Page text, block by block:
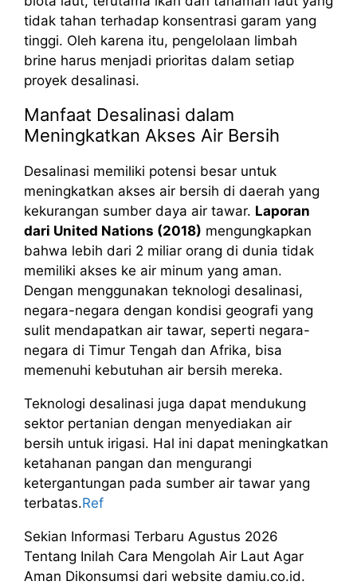
tidak tahan terhadap konsentrasi garam yang
tinggi. Oleh karena itu, pengelolaan limbah
brine harus menjadi prioritas dalam setiap
proyek desalinasi.
Manfaat Desalinasi dalam
Meningkatkan Akses Air Bersih
Desalinasi memiliki potensi besar untuk
meningkatkan akses air bersih di daerah yang
kekurangan sumber daya air tawar. Laporan
dari United Nations (2018) mengungkapkan
bahwa lebih dari 2 miliar orang di dunia tidak
memiliki akses ke air minum yang aman.
Dengan menggunakan teknologi desalinasi,
negara-negara dengan kondisi geografi yang
sulit mendapatkan air tawar, seperti negara-
negara di Timur Tengah dan Afrika, bisa
memenuhi kebutuhan air bersih mereka.
Teknologi desalinasi juga dapat mendukung
sektor pertanian dengan menyediakan air
bersih untuk irigasi. Hal ini dapat meningkatkan
ketahanan pangan dan mengurangi
ketergantungan pada sumber air tawar yang
terbatas.Ref
Sekian Informasi Terbaru Agustus 2026
Tentang Inilah Cara Mengolah Air Laut Agar
Aman Dikonsumsi dari website damiu.co.id.